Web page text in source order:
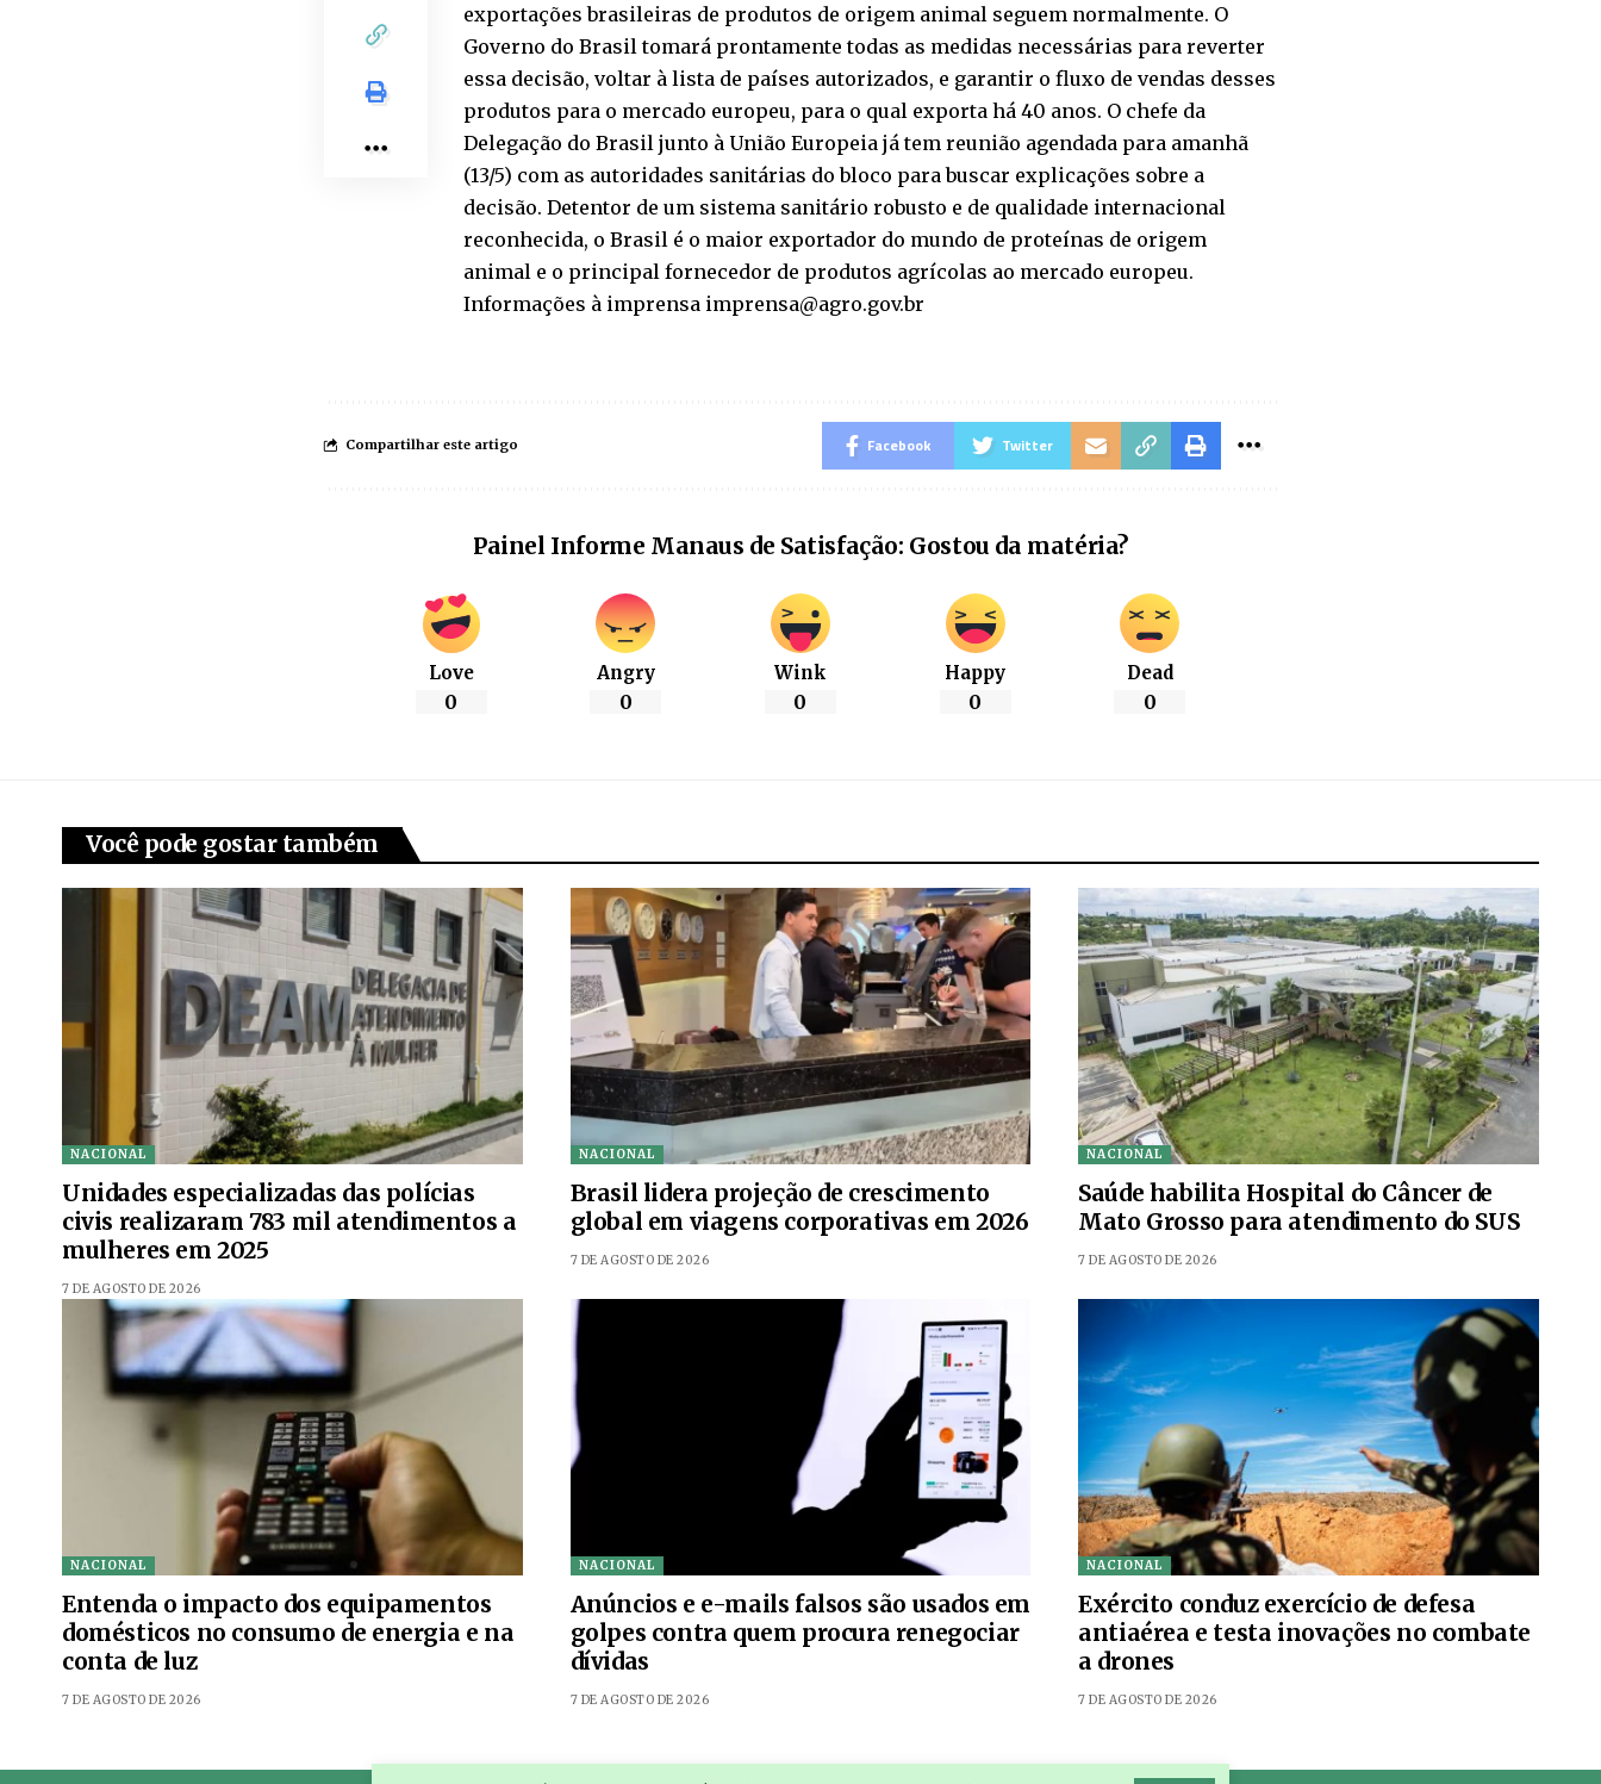
exportações brasileiras de produtos de origem animal seguem normalmente. O
Governo do Brasil tomará prontamente todas as medidas necessárias para reverter
essa decisão, voltar à lista de países autorizados, e garantir o fluxo de vendas desses
produtos para o mercado europeu, para o qual exporta há 40 anos. O chefe da
Delegação do Brasil junto à União Europeia já tem reunião agendada para amanhã
(13/5) com as autoridades sanitárias do bloco para buscar explicações sobre a
decisão. Detentor de um sistema sanitário robusto e de qualidade internacional
reconhecida, o Brasil é o maior exportador do mundo de proteínas de origem
animal e o principal fornecedor de produtos agrícolas ao mercado europeu.
Informações à imprensa imprensa@agro.gov.br
Compartilhar este artigo Facebook Twitter
Painel Informe Manaus de Satisfação: Gostou da matéria?
Love
0
Angry
0
Wink
0
Happy
0
Dead
0
Você pode gostar também
NACIONAL
Unidades especializadas das polícias
civis realizaram 783 mil atendimentos a
mulheres em 2025
7 DE AGOSTO DE 2026
NACIONAL
Brasil lidera projeção de crescimento
global em viagens corporativas em 2026
7 DE AGOSTO DE 2026
NACIONAL
Saúde habilita Hospital do Câncer de
Mato Grosso para atendimento do SUS
7 DE AGOSTO DE 2026
NACIONAL
Entenda o impacto dos equipamentos
domésticos no consumo de energia e na
conta de luz
7 DE AGOSTO DE 2026
NACIONAL
Anúncios e e-mails falsos são usados em
golpes contra quem procura renegociar
dívidas
7 DE AGOSTO DE 2026
NACIONAL
Exército conduz exercício de defesa
antiaérea e testa inovações no combate
a drones
7 DE AGOSTO DE 2026